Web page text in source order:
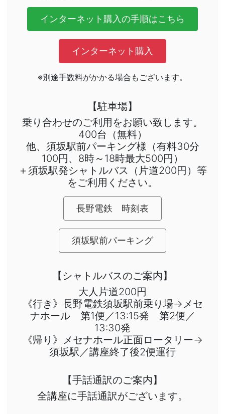
インターネット購入の手順はこちら
インターネット購入
※別途手数料がかかる場合もございます。
【駐車場】
乗り合わせのご利用をお願い致します。
400台（無料）
他、須坂駅前パーキング様（有料30分
100円、8時～18時最大500円）
＋須坂駅発シャトルバス（片道200円）等
をご利用ください。
長野電鉄 時刻表
須坂駅前パーキング
【シャトルバスのご案内】
大人片道200円
《行き》長野電鉄須坂駅前乗り場→メセ
ナホール 第1便／13:15発 第2便／
13:30発
《帰り》メセナホール正面ロータリー→
須坂駅／講座終了後2便運行
【手話通訳のご案内】
全講座に手話通訳がございます。